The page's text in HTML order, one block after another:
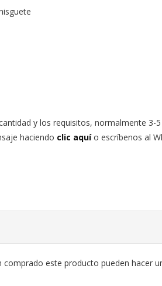
y los requisitos, normalmente
haciendo clic aquí o escríbenos al
este producto pueden hacer